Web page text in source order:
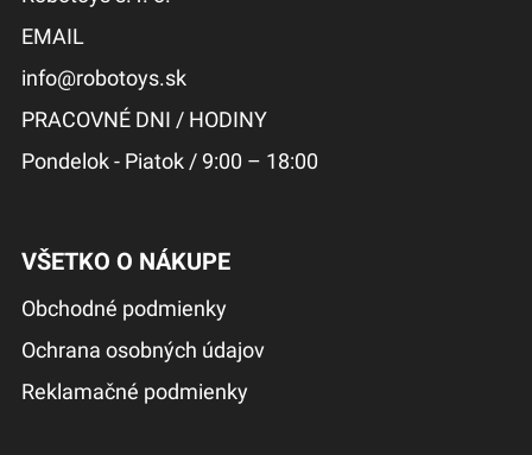
EMAIL
info@robotoys.sk
PRACOVNÉ DNI / HODINY
Pondelok - Piatok / 9:00 – 18:00
VŠETKO O NÁKUPE
Obchodné podmienky
Ochrana osobných údajov
Reklamačné podmienky